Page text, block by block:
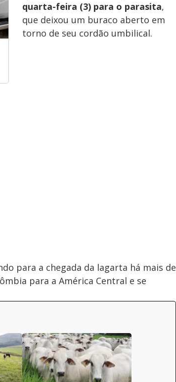
quarta-feira (3) para o parasita,
que deixou um buraco aberto em
torno de seu cordão umbilical.
para a chegada da lagarta há mais de
para a América Central e se